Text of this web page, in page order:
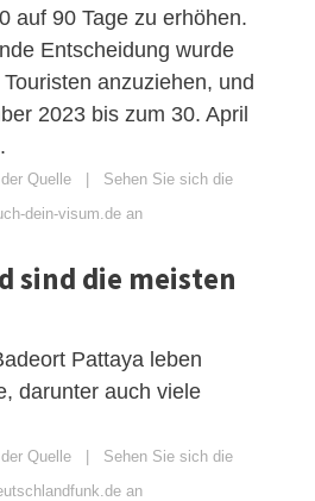
auf 90 Tage zu erhöhen.
Entscheidung wurde
anzuziehen, und
2023 bis zum 30. April
Quelle | Sehen Sie sich die
dein-visum.de an
sind die meisten
Pattaya leben
darunter auch viele
Quelle | Sehen Sie sich die
an